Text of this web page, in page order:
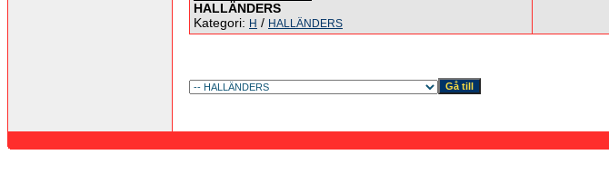
HALLÄNDERS
Kategori: H / HALLÄNDERS